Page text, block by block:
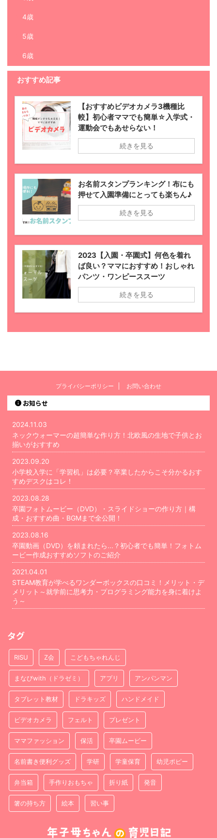
4歳
5歳
6歳
おすすめ記事
【おすすめビデオカメラ3機種比
較】初心者ママでも簡単☆入学式・
運動会でもあせらない！
続きを見る
お名前スタンプランキング！布にも
押せて入園準備にとっても楽ちん♪
続きを見る
2023【入園・卒園式】何色を着れ
ば良い？ママにおすすめ！おしゃれ
パンツ・ワンピーススーツ
続きを見る
プライバシーポリシー お問い合わせ
お知らせ
2024.11.03
ネックウォーマーの超簡単な作り方！北欧風の生地で子供とお
揃いがおすすめ
2023.09.20
小学校入学に「学習机」は必要？卒業したからこそ分かるおす
すめデスクはコレ！
2023.08.28
卒園フォトムービー（DVD）・スライドショーの作り方｜構
成・おすすめ曲・BGMまで全公開！
2023.08.16
卒園動画（DVD）を頼まれたら...？初心者でも簡単！フォトム
ービー作成おすすめソフトのご紹介
2021.04.01
STEAM教育が学べるワンダーボックスの口コミ！メリット・デ
メリット～就学前に思考力・プログラミング能力を身に着けよ
う～
タグ
RISU Z会 こどもちゃれんじ
まなびwith（ドラゼミ） アプリ アンパンマン
タブレット教材 ドラキッズ ハンドメイド
ビデオカメラ フェルト プレゼント
ママファッション 保活 卒園ムービー
名前書き便利グッズ 学研 学童保育 幼児ポピー
弁当箱 手作りおもちゃ 折り紙 発音
箸の持ち方 絵本 習い事